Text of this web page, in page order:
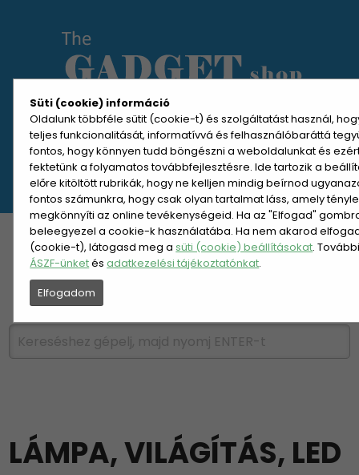
Süti (cookie) információ
Oldalunk többféle sütit (cookie-t) és szolgáltatást használ,
teljes funkcionalitását, informatívvá és felhasználóbaráttá
fontos, hogy könnyen tudd böngészni a weboldalunkat és
fektetünk a folyamatos továbbfejlesztésre. Ide tartozik a
előre kitöltött rubrikák, hogy ne kelljen mindig beírnod
fontos számunkra, hogy csak olyan tartalmat láss, amely
megkönnyíti az online tevékenységeid. Ha az "Elfogad"
beleegyezel a cookie-k használatába. Ha nem akarod
(cookie-t), látogasd meg asüti (cookie) beállításokat.
ÁSZF-ünketésadatkezelési tájékoztatónkat.
Elfogadom
MENÜ MEGNYITÁSA
REGISZTRÁCIÓ BELÉPÉS
KATEGÓRIÁK HETI AJÁNLAT
ÚJDONSÁGOK NÉPSZERŰ
LÁMPA, VILÁGÍTÁS, LED